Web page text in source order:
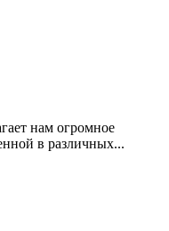
нам огромное
в различных...